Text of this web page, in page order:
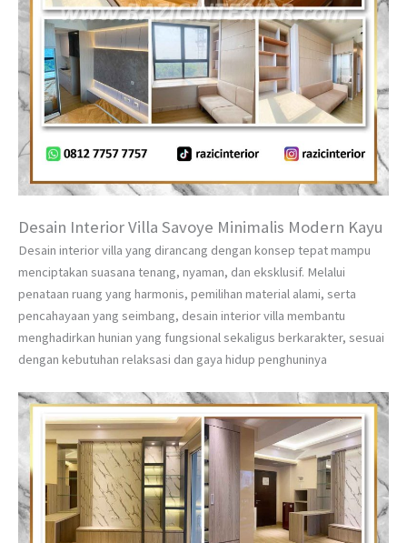
Desain Interior Villa Savoye Minimalis Modern Kayu
Desain interior villa yang dirancang dengan konsep tepat mampu
menciptakan suasana tenang, nyaman, dan eksklusif. Melalui
penataan ruang yang harmonis, pemilihan material alami, serta
pencahayaan yang seimbang, desain interior villa membantu
menghadirkan hunian yang fungsional sekaligus berkarakter, sesuai
dengan kebutuhan relaksasi dan gaya hidup penghuninya